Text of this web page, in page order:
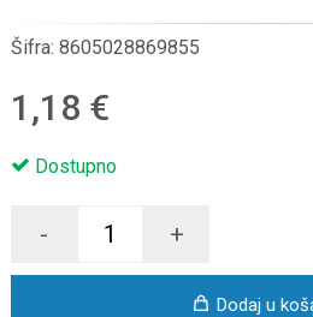
Šifra: 8605028869855
1,18 €
Dostupno
- +
Dodaj u